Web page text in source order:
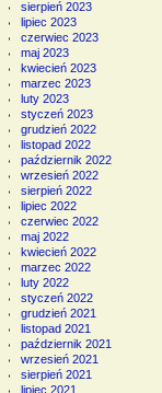
sierpień 2023
lipiec 2023
czerwiec 2023
maj 2023
kwiecień 2023
marzec 2023
luty 2023
styczeń 2023
grudzień 2022
listopad 2022
październik 2022
wrzesień 2022
sierpień 2022
lipiec 2022
czerwiec 2022
maj 2022
kwiecień 2022
marzec 2022
luty 2022
styczeń 2022
grudzień 2021
listopad 2021
październik 2021
wrzesień 2021
sierpień 2021
lipiec 2021